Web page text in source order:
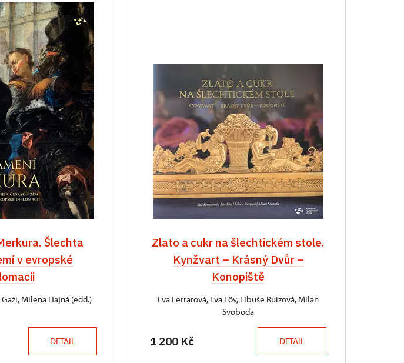
Šlechta
v evropské
Milena Hajná (edd.)
DETAIL
Zlato a cukr na šlechtickém stole.
Kynžvart – Krásný Dvůr –
Konopiště
Eva Ferrarová, Eva Löv, Libuše Ruizová, Milan
Svoboda
1 200 Kč DETAIL